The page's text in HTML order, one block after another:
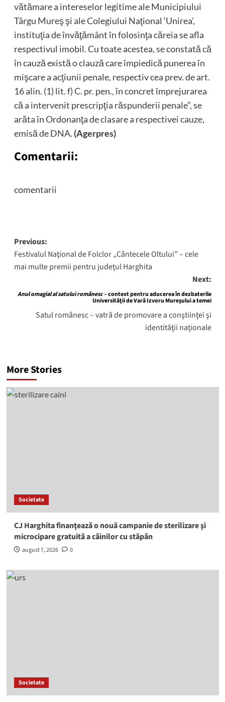
vătămare a intereselor legitime ale Municipiului
Târgu Mureş şi ale Colegiului Naţional ‘Unirea’,
instituţia de învăţământ în folosinţa căreia se afla
respectivul imobil. Cu toate acestea, se constată că
în cauză există o clauză care împiedică punerea în
mişcare a acţiunii penale, respectiv cea prev. de art.
16 alin. (1) lit. f) C. pr. pen., în concret împrejurarea
că a intervenit prescripţia răspunderii penale”, se
arăta în Ordonanţa de clasare a respectivei cauze,
emisă de DNA. (Agerpres)
Comentarii:
comentarii
Post
navigation
Previous:
Festivalul Naţional de Folclor „Cântecele Oltului” – cele
mai multe premii pentru judeţul Harghita
Next:
Anul omagial al satului românesc– context pentru aducerea în dezbaterile
Universităţii de Vară Izvoru Mureşului a temei
Satul românesc – vatră de promovare a conştiinţei şi
identităţii naţionale
More Stories
Societate
CJ Harghita finanţează o nouă campanie de sterilizare şi
microcipare gratuită a câinilor cu stăpân
august 7, 2026 0
Societate